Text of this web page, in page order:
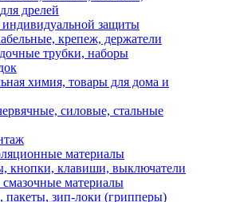
дрелей
индивидуальной защиты
крепеж, держатели
трубки, наборы
химия, товары для дома и
силовые, стальные
материалы
кнопки, клавиши, выключатели
материалы
пакеты, зип-локи (грипперы)